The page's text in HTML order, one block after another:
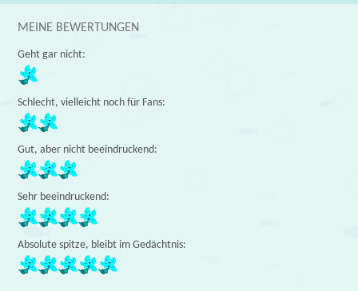
MEINE BEWERTUNGEN
Geht gar nicht:
Schlecht, vielleicht noch für Fans:
Gut, aber nicht beeindruckend:
Sehr beeindruckend:
Absolute spitze, bleibt im Gedächtnis: